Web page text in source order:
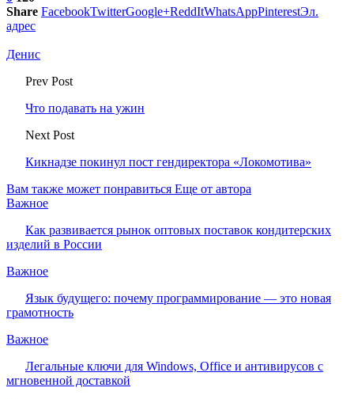
Share FacebookTwitterGoogle+ReddItWhatsAppPinterestЭл.
адрес
Денис
Prev Post
Что подавать на ужин
Next Post
Кикнадзе покинул пост гендиректора «Локомотива»
Вам также может понравиться Еще от автора
Важное
Как развивается рынок оптовых поставок кондитерских
изделий в России
Важное
Язык будущего: почему программирование — это новая
грамотность
Важное
Легальные ключи для Windows, Office и антивирусов с
мгновенной доставкой